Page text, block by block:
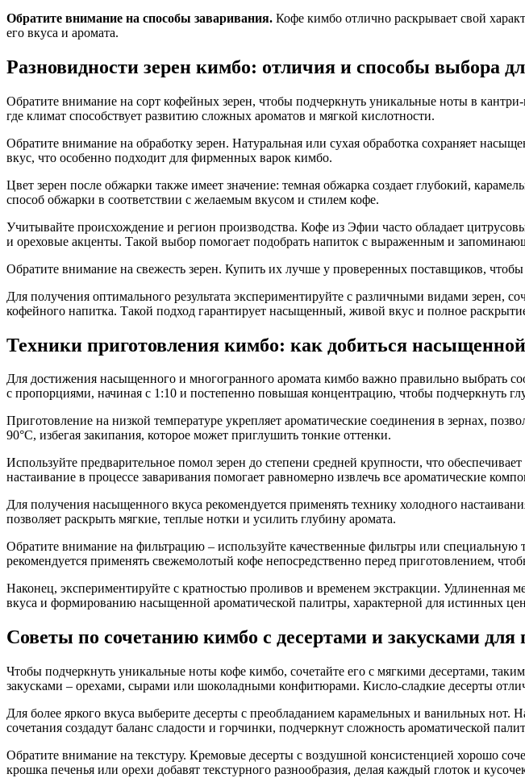
Обратите внимание на способы заваривания. Кофе кимбо отлично раскрывает свой
его вкуса и аромата.
Разновидности зерен кимбо: отличия и способы выбора
Обратите внимание на сорт кофейных зерен, чтобы подчеркнуть уникальные ноты в
где климат способствует развитию сложных ароматов и мягкой кислотности.
Обратите внимание на обработку зерен. Натуральная или сухая обработка сохраняет
вкус, что особенно подходит для фирменных варок кимбо.
Цвет зерен после обжарки также имеет значение: темная обжарка создает глубокий,
способ обжарки в соответствии с желаемым вкусом и стилем кофе.
Учитывайте происхождение и регион производства. Кофе из Эфии часто обладает
и ореховые акценты. Такой выбор помогает подобрать напиток с выраженным и
Обратите внимание на свежесть зерен. Купить их лучше у проверенных поставщиков,
Для получения оптимального результата экспериментируйте с различными видами зерен,
кофейного напитка. Такой подход гарантирует насыщенный, живой вкус и полное
Техники приготовления кимбо: как добиться
Для достижения насыщенного и многогранного аромата кимбо важно правильно выбрать
с пропорциями, начиная с 1:10 и постепенно повышая концентрацию, чтобы подчеркнуть
Приготовление на низкой температуре укрепляет ароматические соединения в зернах,
90°C, избегая закипания, которое может приглушить тонкие оттенки.
Используйте предварительное помол зерен до степени средней крупности, что
настаивание в процессе заваривания помогает равномерно извлечь все ароматические
Для получения насыщенного вкуса рекомендуется применять технику холодного
позволяет раскрыть мягкие, теплые нотки и усилить глубину аромата.
Обратите внимание на фильтрацию – используйте качественные фильтры или
рекомендуется применять свежемолотый кофе непосредственно перед приготовлением,
Наконец, экспериментируйте с кратностью проливов и временем экстракции.
вкуса и формированию насыщенной ароматической палитры, характерной для истинных
Советы по сочетанию кимбо с десертами и закусками для
Чтобы подчеркнуть уникальные ноты кофе кимбо, сочетайте его с мягкими десертами,
закусками – орехами, сырами или шоколадными конфитюрами. Кисло-сладкие десерты
Для более яркого вкуса выберите десерты с преобладанием карамельных и ванильных
сочетания создадут баланс сладости и горчинки, подчеркнут сложность ароматической
Обратите внимание на текстуру. Кремовые десерты с воздушной консистенцией хорошо
крошка печенья или орехи добавят текстурного разнообразия, делая каждый глоток и